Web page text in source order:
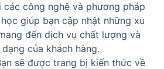
công nghệ và phương pháp
giúp bạn cập nhật những xu
đến dịch vụ chất lượng và
của khách hàng.
sẽ được trang bị kiến thức về